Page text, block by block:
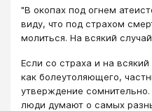
"В окопах под огнем
виду, что под страхом
молиться. На всякий
Если со страха и на
как болеутоляющего,
утверждение сомнительно.
люди думают о самых